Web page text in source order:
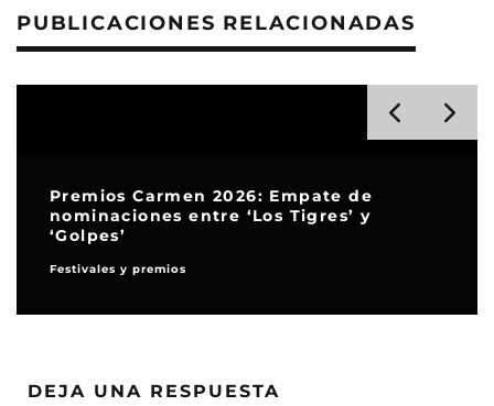
PUBLICACIONES RELACIONADAS
Premios Carmen 2026: Empate de
nominaciones entre ‘Los Tigres’ y
‘Golpes’
Festivales y premios
DEJA UNA RESPUESTA